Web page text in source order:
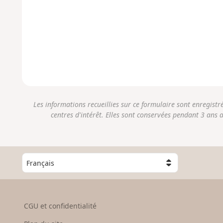
Les informations recueillies sur ce formulaire sont
centres d'intérêt. Elles sont conservées pendant 3
C
h
o
s
CGU et confidentialité